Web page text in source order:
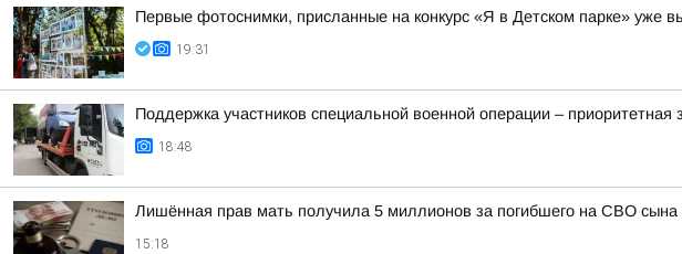
Первые фотоснимки, присланные на конкурс «Я в Детском парке» уже
19:31
Поддержка участников специальной военной операции – приоритетная
18:48
Лишённая прав мать получила 5 миллионов за погибшего на СВО сына
15:18